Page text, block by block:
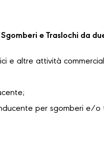
e Traslochi da
e altre attività
per sgomberi e/o